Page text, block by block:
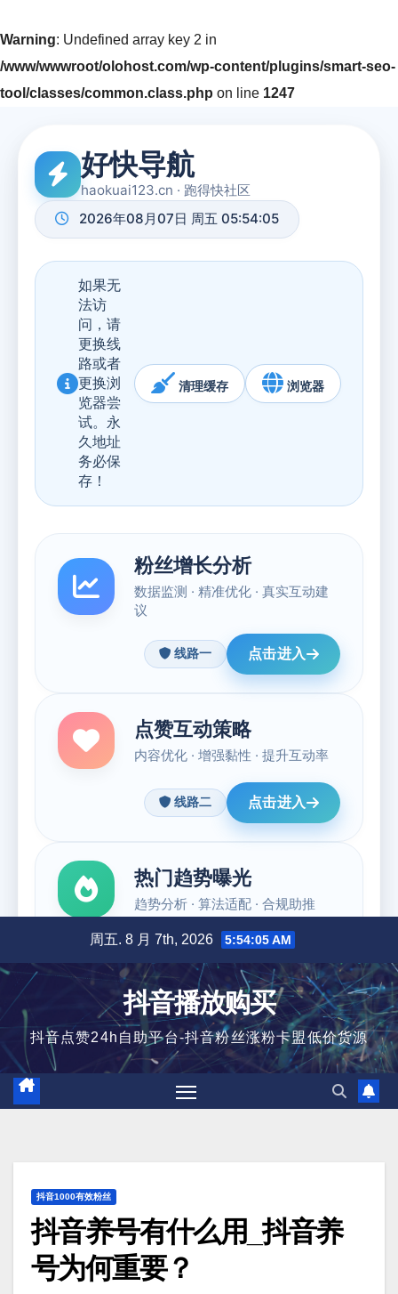
Warning: Undefined array key 2 in
/www/wwwroot/olohost.com/wp-content/plugins/smart-seo-
tool/classes/common.class.php on line 1247
容
周五. 8 月 7th, 2026 5:54:05 AM
抖音播放购买
抖音点赞24h自助平台-抖音粉丝涨粉卡盟低价货源
抖音1000有效粉丝
抖音养号有什么用_抖音养
号为何重要？